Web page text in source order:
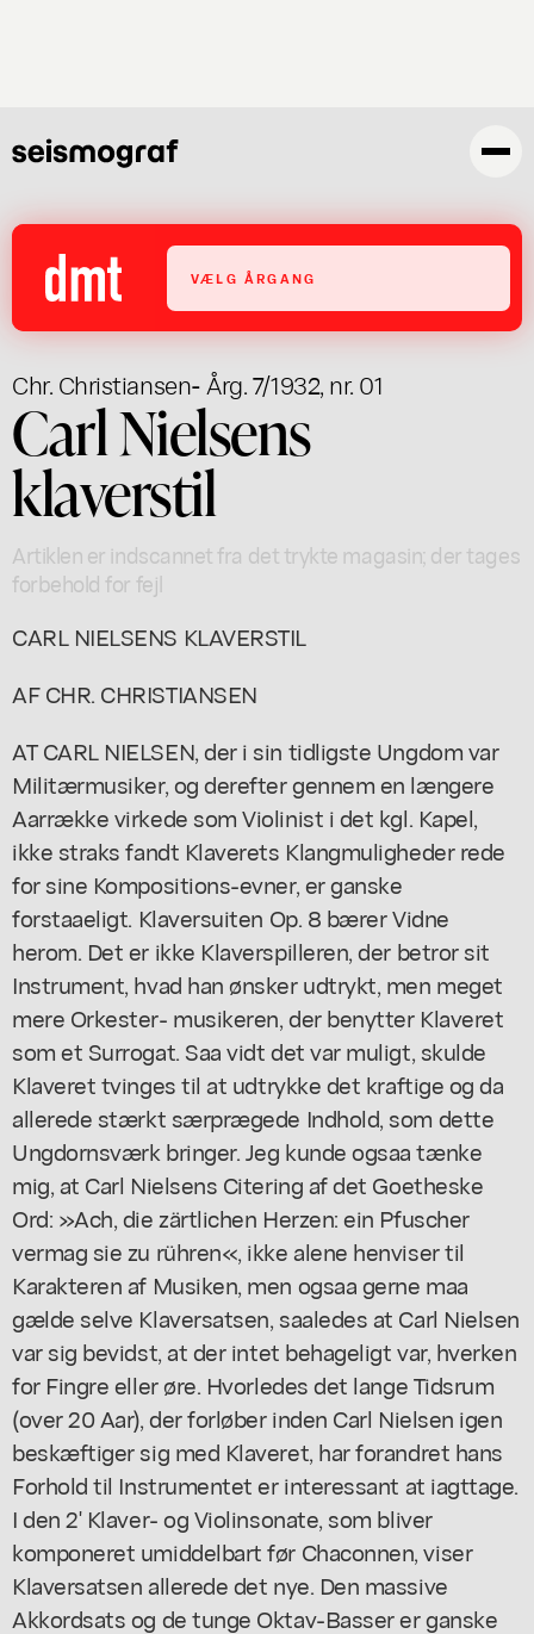
VÆLG ÅRGANG
Chr. Christiansen- Årg. 7/1932, nr. 01
Carl Nielsens
klaverstil
Artiklen er indscannet fra det trykte magasin; der tages
forbehold for fejl
CARL NIELSENS KLAVERSTIL
AF CHR. CHRISTIANSEN
AT CARL NIELSEN, der i sin tidligste Ungdom var
Militærmusiker, og derefter gennem en længere
Aarrække virkede som Violinist i det kgl. Kapel,
ikke straks fandt Klaverets Klangmuligheder rede
for sine Kompositions-evner, er ganske
forstaaeligt. Klaversuiten Op. 8 bærer Vidne
herom. Det er ikke Klaverspilleren, der betror sit
Instrument, hvad han ønsker udtrykt, men meget
mere Orkester- musikeren, der benytter Klaveret
som et Surrogat. Saa vidt det var muligt, skulde
Klaveret tvinges til at udtrykke det kraftige og da
allerede stærkt særprægede Indhold, som dette
Ungdornsværk bringer. Jeg kunde ogsaa tænke
mig, at Carl Nielsens Citering af det Goetheske
Ord: »Ach, die zärtlichen Herzen: ein Pfuscher
vermag sie zu rühren«, ikke alene henviser til
Karakteren af Musiken, men ogsaa gerne maa
gælde selve Klaversatsen, saaledes at Carl Nielsen
var sig bevidst, at der intet behageligt var, hverken
for Fingre eller øre. Hvorledes det lange Tidsrum
(over 20 Aar), der forløber inden Carl Nielsen igen
beskæftiger sig med Klaveret, har forandret hans
Forhold til Instrumentet er interessant at iagttage.
I den 2' Klaver- og Violinsonate, som bliver
komponeret umiddelbart før Chaconnen, viser
Klaversatsen allerede det nye. Den massive
Akkordsats og de tunge Oktav-Basser er ganske